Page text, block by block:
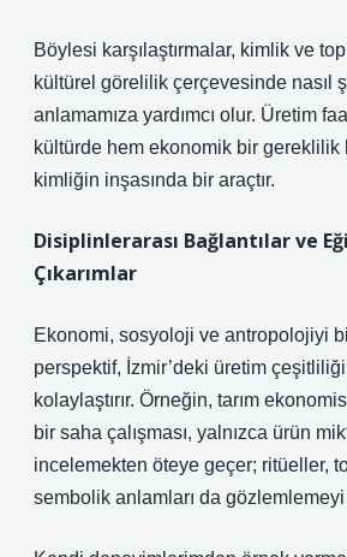
Böylesi karşılaştırmalar, kimlik ve
kültürel görelilik çerçevesinde nasıl
anlamamıza yardımcı olur. Üretim
kültürde hem ekonomik bir gereklilik
kimliğin inşasında bir araçtır.
Disiplinlerarası Bağlantılar ve
Çıkarımlar
Ekonomi, sosyoloji ve antropolojiyi
perspektif, İzmir’deki üretim
kolaylaştırır. Örneğin, tarım
bir saha çalışması, yalnızca ürün
incelemekten öteye geçer; ritüeller,
sembolik anlamları da gözlemlemeyi